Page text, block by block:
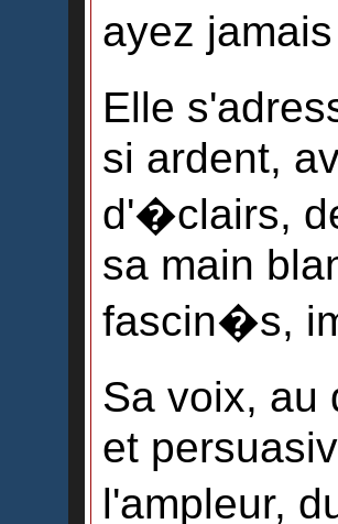
ayez
Elle
si ardent,
d'�clairs,
sa main
fascin�s,
Sa voix,
et
l'ampleur,